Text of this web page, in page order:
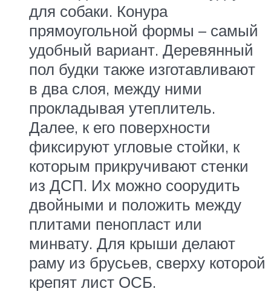
для собаки. Конура
прямоугольной формы – самый
удобный вариант. Деревянный
пол будки также изготавливают
в два слоя, между ними
прокладывая утеплитель.
Далее, к его поверхности
фиксируют угловые стойки, к
которым прикручивают стенки
из ДСП. Их можно соорудить
двойными и положить между
плитами пенопласт или
минвату. Для крыши делают
раму из брусьев, сверху которой
крепят лист ОСБ.